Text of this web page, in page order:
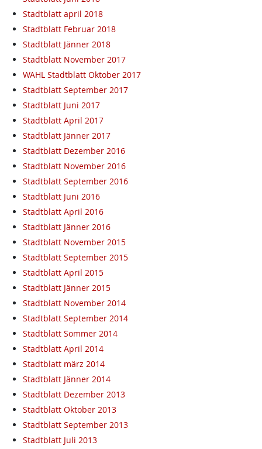
Stadtblatt april 2018
Stadtblatt Februar 2018
Stadtblatt Jänner 2018
Stadtblatt November 2017
WAHL Stadtblatt Oktober 2017
Stadtblatt September 2017
Stadtblatt Juni 2017
Stadtblatt April 2017
Stadtblatt Jänner 2017
Stadtblatt Dezember 2016
Stadtblatt November 2016
Stadtblatt September 2016
Stadtblatt Juni 2016
Stadtblatt April 2016
Stadtblatt Jänner 2016
Stadtblatt November 2015
Stadtblatt September 2015
Stadtblatt April 2015
Stadtblatt Jänner 2015
Stadtblatt November 2014
Stadtblatt September 2014
Stadtblatt Sommer 2014
Stadtblatt April 2014
Stadtblatt märz 2014
Stadtblatt Jänner 2014
Stadtblatt Dezember 2013
Stadtblatt Oktober 2013
Stadtblatt September 2013
Stadtblatt Juli 2013